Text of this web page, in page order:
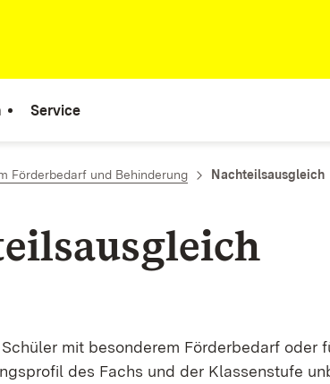
Service
Förderbedarf und Behinderung Nachteilsausgleich
mit besonderem Förderbedarf oder
des Fachs und der Klassenstufe